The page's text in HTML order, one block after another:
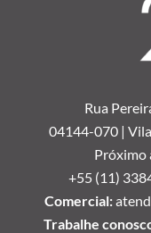
Rua
04144-070 | Vila
Próximo
+55 (11)
Comercial:
Trabalhe